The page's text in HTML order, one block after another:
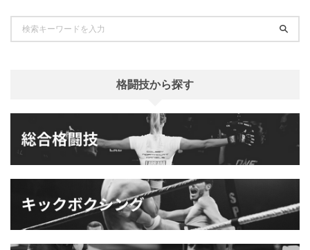
格闘技から探す